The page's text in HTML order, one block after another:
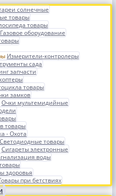
солнечные
товары
товары
Газовое оборудование
Измерители-контролеры
сада
запчасти
товары
замков
Очки мультемидийные
товары
- Охота
Светодиодные товары
Сигареты электронные
воды
здоровья
при бетствиях